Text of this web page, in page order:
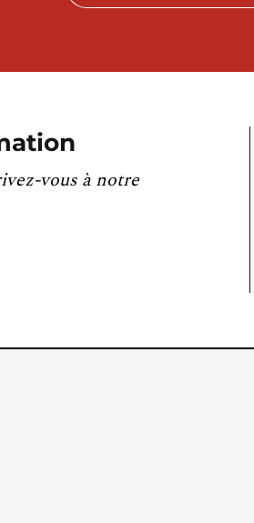
vous à notre